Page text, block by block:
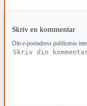
Skriv en kommentar
Din e-postadress publiceras inte.
Kommentar